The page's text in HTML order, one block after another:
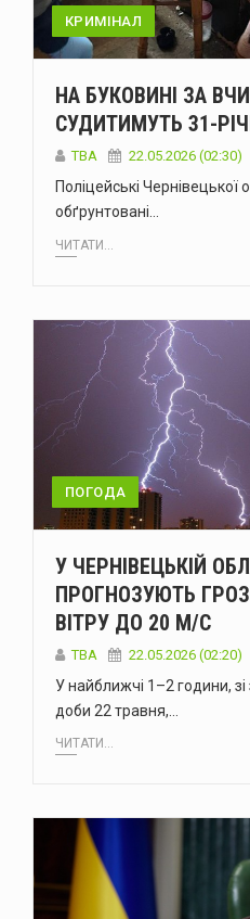
КРИМІНАЛ
НА БУКОВИНІ ЗА
СУДИТИМУТЬ 31-
ТВА 22.05.2026 (02:30)
Поліцейські Чернівецької
обґрунтовані…
ЧИТАТИ...
ПОГОДА
У ЧЕРНІВЕЦЬКІЙ
ПРОГНОЗУЮТЬ
ВІТРУ ДО 20 М/С
ТВА 22.05.2026 (02:20)
У найближчі 1–2 години,
доби 22 травня,…
ЧИТАТИ...